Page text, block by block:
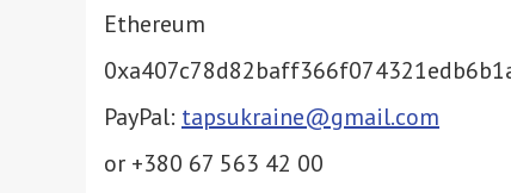
Ethereum
0xa407c78d82baff366f074321edb6
PayPal: tapsukraine@gmail.com
or +380 67 563 42 00